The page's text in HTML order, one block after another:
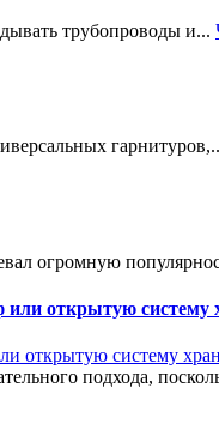
трубопроводы и...
огромную
открытую систему
подхода,